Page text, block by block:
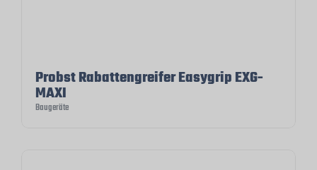
Probst Rabattengreifer Easygrip EXG-
MAXI
Baugeräte